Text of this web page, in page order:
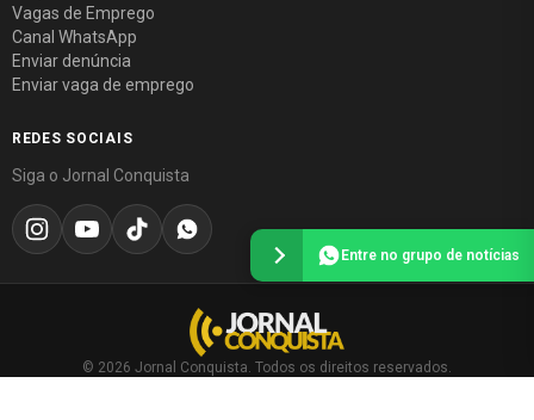
Vagas de Emprego
Canal WhatsApp
Enviar denúncia
Enviar vaga de emprego
REDES SOCIAIS
Siga o Jornal Conquista
© 2026 Jornal Conquista. Todos os direitos reservados.
Entre no grupo de notícias